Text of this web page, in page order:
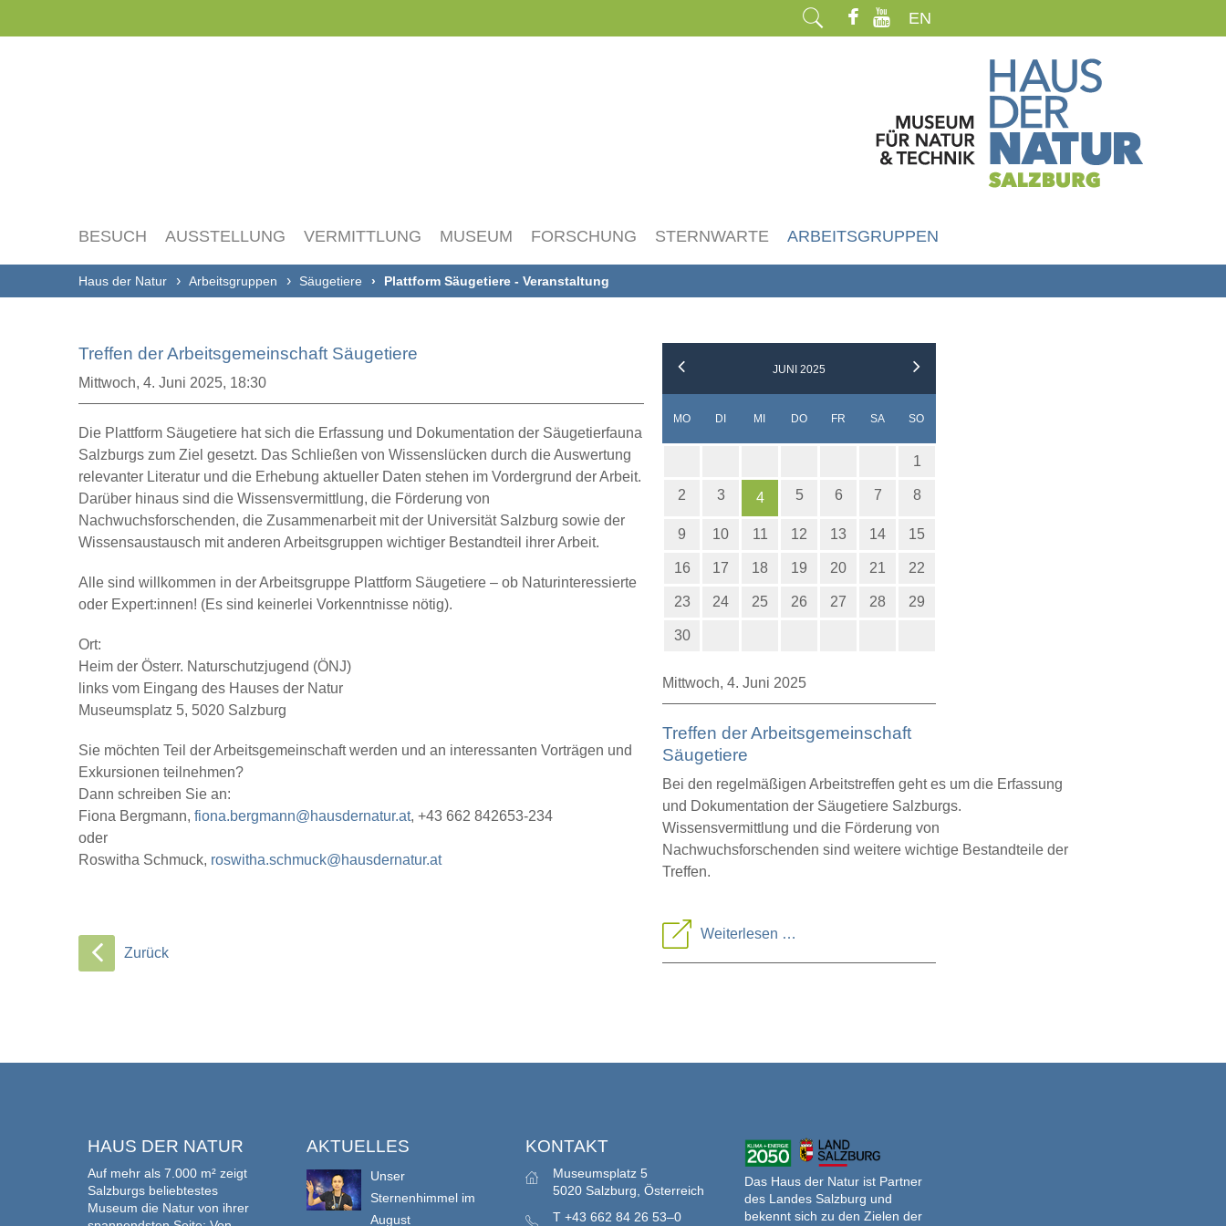
EN
BESUCH AUSSTELLUNG VERMITTLUNG MUSEUM FORSCHUNG STERNWARTE ARBEITSGRUPPEN
Haus der Natur Arbeitsgruppen Säugetiere Plattform Säugetiere - Veranstaltung
Treffen der Arbeitsgemeinschaft Säugetiere
Mittwoch, 4. Juni 2025, 18:30
Die Plattform Säugetiere hat sich die Erfassung und Dokumentation der Säugetierfauna
Salzburgs zum Ziel gesetzt. Das Schließen von Wissenslücken durch die Auswertung
relevanter Literatur und die Erhebung aktueller Daten stehen im Vordergrund der Arbeit.
Darüber hinaus sind die Wissensvermittlung, die Förderung von
Nachwuchsforschenden, die Zusammenarbeit mit der Universität Salzburg sowie der
Wissensaustausch mit anderen Arbeitsgruppen wichtiger Bestandteil ihrer Arbeit.
Alle sind willkommen in der Arbeitsgruppe Plattform Säugetiere – ob Naturinteressierte
oder Expert:innen! (Es sind keinerlei Vorkenntnisse nötig).
Ort:
Heim der Österr. Naturschutzjugend (ÖNJ)
links vom Eingang des Hauses der Natur
Museumsplatz 5, 5020 Salzburg
Sie möchten Teil der Arbeitsgemeinschaft werden und an interessanten Vorträgen und
Exkursionen teilnehmen?
Dann schreiben Sie an:
Fiona Bergmann, fiona.bergmann@hausdernatur.at, +43 662 842653-234
oder
Roswitha Schmuck, roswitha.schmuck@hausdernatur.at
Zurück
JUNI 2025
MONTAGDIENSTAG
MI TTWOCH
DONNERSTAG
FREITAGSAMSTAG
SONNTAG
1
2 3 4 5 6 7 8
9 10 11 12 13 14 15
16 17 18 19 20 21 22
23 24 25 26 27 28 29
30
Mittwoch, 4. Juni 2025
Treffen der Arbeitsgemeinschaft
Säugetiere
Bei den regelmäßigen Arbeitstreffen geht es um die Erfassung
und Dokumentation der Säugetiere Salzburgs.
Wissensvermittlung und die Förderung von
Nachwuchsforschenden sind weitere wichtige Bestandteile der
Treffen.
Weiterlesen …
der
HAUS DER NATUR
Auf mehr als 7.000 m² zeigt
Salzburgs beliebtestes
Museum die Natur von ihrer
AKTUELLES
Unser
Sternenhimmel im
August
KONTAKT
Museumsplatz 5
5020 Salzburg, Österreich
T +43 662 84 26 53–0
Das Haus der Natur ist Partner
des Landes Salzburg und
bekennt sich zu den Zielen der